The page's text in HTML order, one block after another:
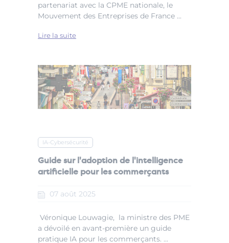
partenariat avec la CPME nationale, le
Mouvement des Entreprises de France ...
Lire la suite
IA-Cybersécurité
Guide sur l'adoption de l'intelligence
artificielle pour les commerçants
07 août 2025
Véronique Louwagie, la ministre des PME
a dévoilé en avant-première un guide
pratique IA pour les commerçants. ...